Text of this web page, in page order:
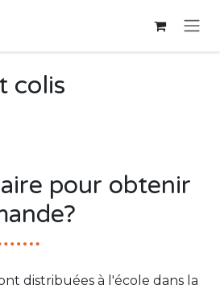
colis
pour obtenir
distribuées à l'école dans la